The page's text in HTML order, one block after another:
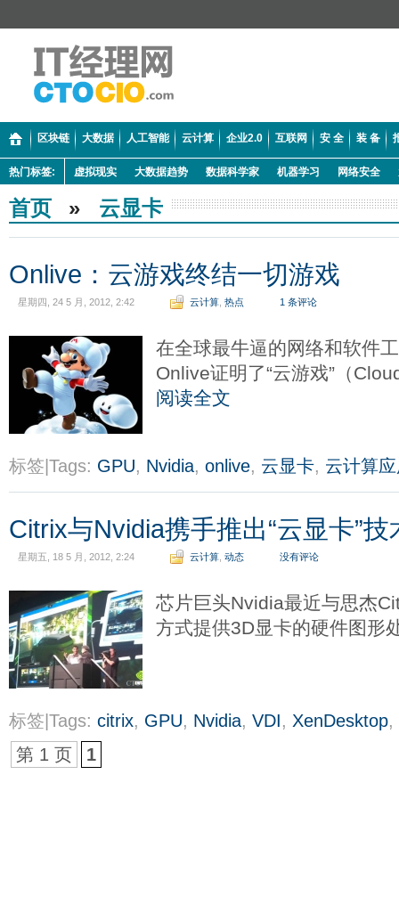
区块链 大数据 人工智能 云计算 企业2.0 互联网 安 全 装 备
热门标签: 虚拟现实 大数据趋势 数据科学家 机器学习 网络安全
首页 » 云显卡
Onlive：云游戏终结一切游戏
星期四, 24 5 月, 2012, 2:42 云计算 热点 1 条评论
在全球最牛逼的网络和软件
Onlive证明了“云游戏”（
阅读全文
标签|Tags: GPU, Nvidia, onlive, 云显卡, 云计算
Citrix与Nvidia携手推出“云显卡”技
星期五, 18 5 月, 2012, 2:24 云计算 动态 没有评论
芯片巨头Nvidia最近与思杰
方式提供3D显卡的硬件图形
标签|Tags: citrix, GPU, Nvidia, VDI, XenDesktop,
第 1 页
1